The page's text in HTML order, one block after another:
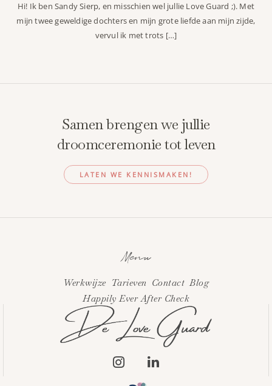
Hi! Ik ben Sandy Sierp, en misschien wel jullie Love Guard ;). Met
mijn twee geweldige dochters en mijn grote liefde aan mijn zijde,
vervul ik met trots […]
Samen brengen we jullie
droomceremonie tot leven
LATEN WE KENNISMAKEN!
Menu
Werkwijze Tarieven Contact Blog
Happily Ever After Check